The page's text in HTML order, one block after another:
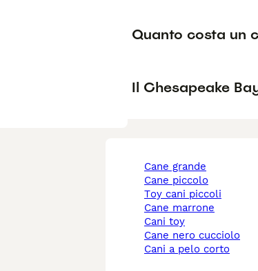
Quanto costa un
Il Chesapeake
cane grande
cane piccolo
toy cani piccoli
cane marrone
cani toy
cane nero cucciolo
cani a pelo corto